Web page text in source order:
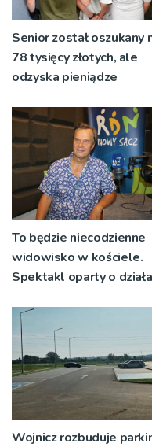
Senior został oszukany
78 tysięcy złotych, ale
odzyska pieniądze
To będzie niecodzienne
widowisko w kościele.
Spektakl oparty o działa
Wojnicz rozbuduje